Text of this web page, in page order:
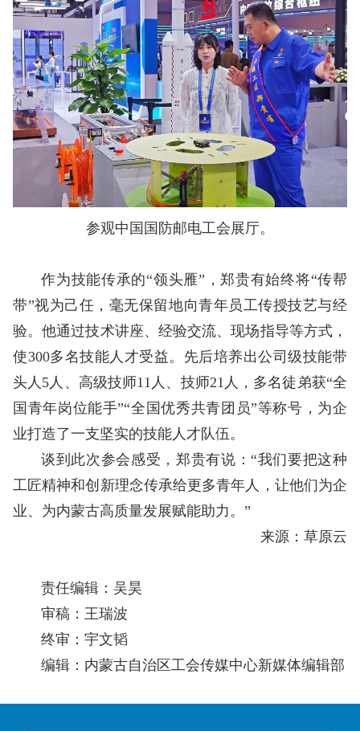
参观中国国防邮电工会展厅。
作为技能传承的“领头雁”，郑贵有始终将“传帮
带”视为己任，毫无保留地向青年员工传授技艺与经
验。他通过技术讲座、经验交流、现场指导等方式，
使300多名技能人才受益。先后培养出公司级技能带
头人5人、高级技师11人、技师21人，多名徒弟获“全
国青年岗位能手”“全国优秀共青团员”等称号，为企
业打造了一支坚实的技能人才队伍。
谈到此次参会感受，郑贵有说：“我们要把这种
工匠精神和创新理念传承给更多青年人，让他们为企
业、为内蒙古高质量发展赋能助力。”
来源：草原云
责任编辑：吴昊
审稿：王瑞波
终审：宇文韬
编辑：内蒙古自治区工会传媒中心新媒体编辑部